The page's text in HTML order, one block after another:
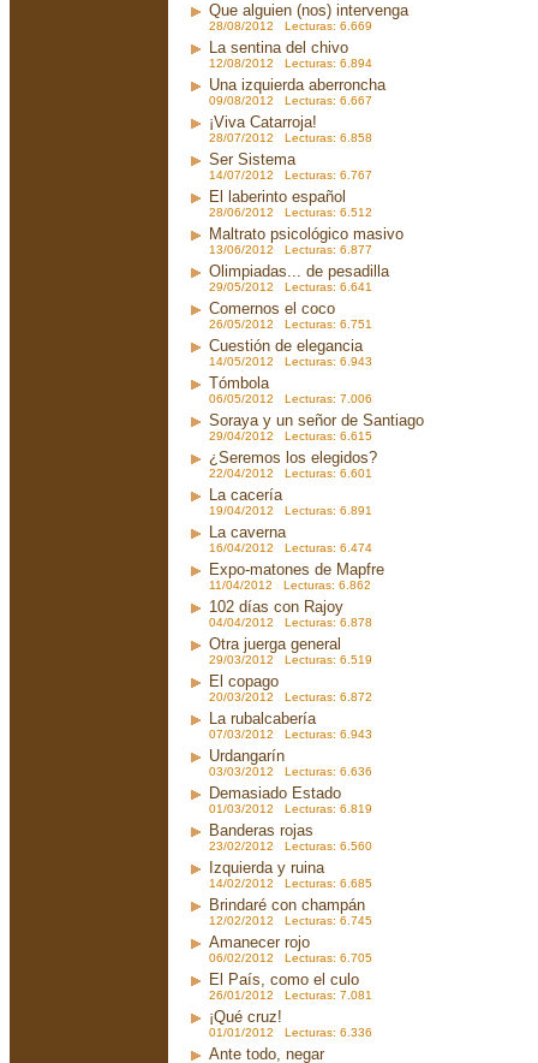
Que alguien (nos) intervenga
28/08/2012 Lecturas: 6.669
La sentina del chivo
12/08/2012 Lecturas: 6.894
Una izquierda aberroncha
09/08/2012 Lecturas: 6.667
¡Viva Catarroja!
28/07/2012 Lecturas: 6.858
Ser Sistema
14/07/2012 Lecturas: 6.767
El laberinto español
28/06/2012 Lecturas: 6.512
Maltrato psicológico masivo
13/06/2012 Lecturas: 6.877
Olimpiadas... de pesadilla
29/05/2012 Lecturas: 6.641
Comernos el coco
26/05/2012 Lecturas: 6.751
Cuestión de elegancia
14/05/2012 Lecturas: 6.943
Tómbola
06/05/2012 Lecturas: 7.006
Soraya y un señor de Santiago
29/04/2012 Lecturas: 6.615
¿Seremos los elegidos?
22/04/2012 Lecturas: 6.601
La cacería
19/04/2012 Lecturas: 6.891
La caverna
16/04/2012 Lecturas: 6.474
Expo-matones de Mapfre
11/04/2012 Lecturas: 6.862
102 días con Rajoy
04/04/2012 Lecturas: 6.878
Otra juerga general
29/03/2012 Lecturas: 6.519
El copago
20/03/2012 Lecturas: 6.872
La rubalcabería
07/03/2012 Lecturas: 6.943
Urdangarín
03/03/2012 Lecturas: 6.636
Demasiado Estado
01/03/2012 Lecturas: 6.819
Banderas rojas
23/02/2012 Lecturas: 6.560
Izquierda y ruina
14/02/2012 Lecturas: 6.685
Brindaré con champán
12/02/2012 Lecturas: 6.745
Amanecer rojo
06/02/2012 Lecturas: 6.705
El País, como el culo
26/01/2012 Lecturas: 7.081
¡Qué cruz!
01/01/2012 Lecturas: 6.336
Ante todo, negar